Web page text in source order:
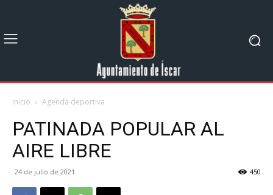
Inicio Agenda deportiva
PATINADA POPULAR AL
AIRE LIBRE
24 de julio de 2021 450